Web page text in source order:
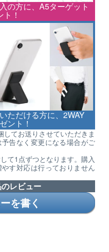
の方に、A5ターゲット
！
ただける方に、2WAY
ント！
てお送りさせていただきま
告なく変更になる場合がご
て1点ずつとなります。購入
す対応は行っておりません
レビュー
を書く